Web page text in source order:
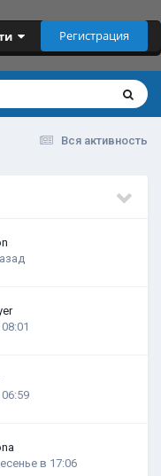
Регистрация
Вся активность
в 17:06